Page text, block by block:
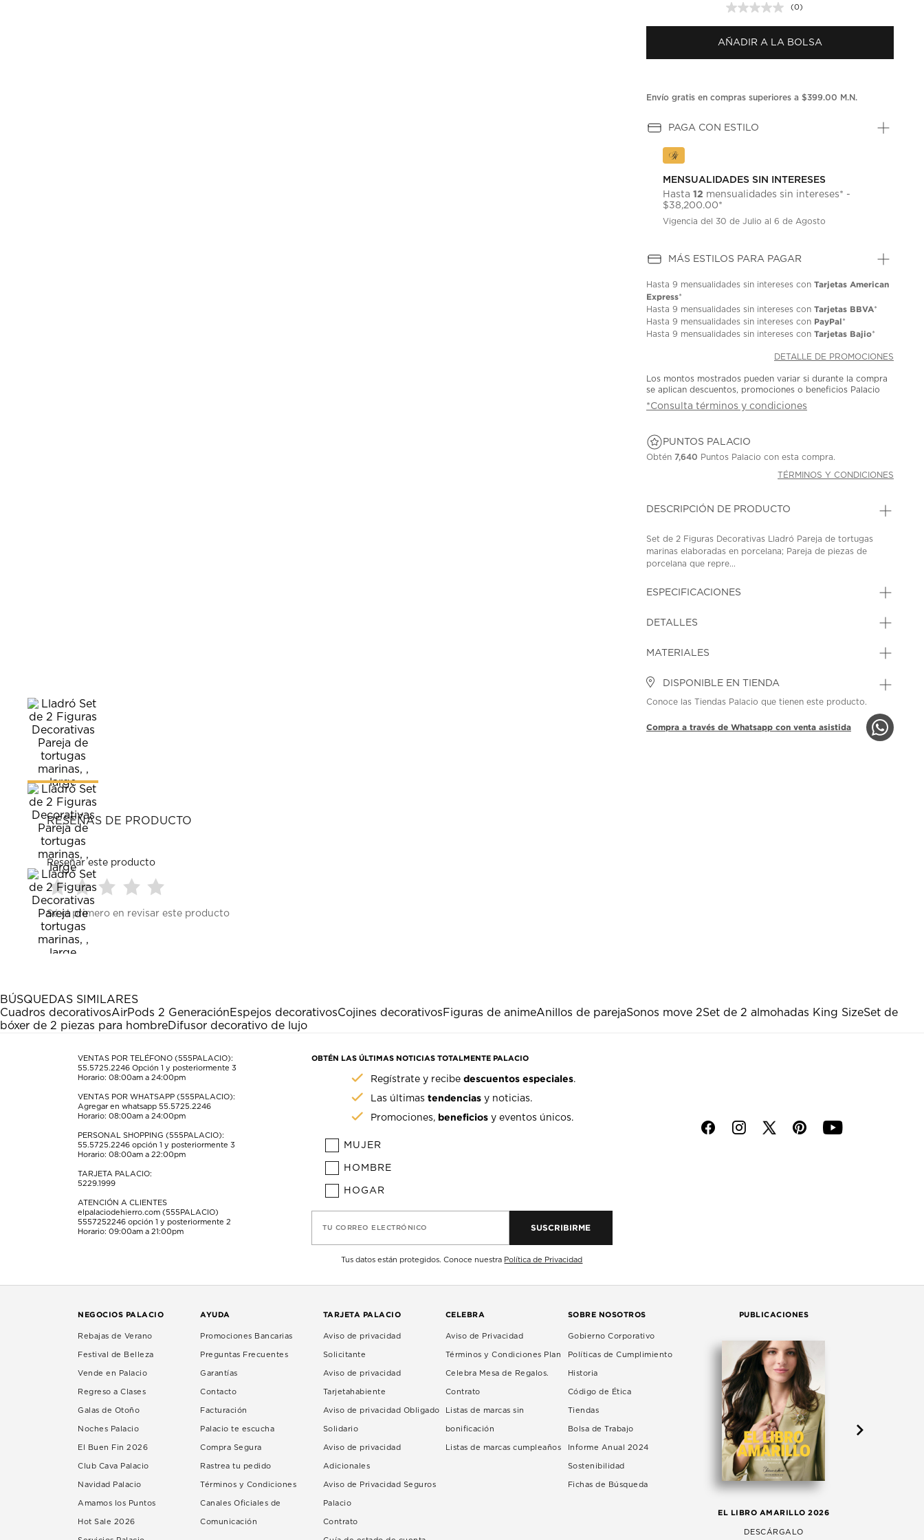
Sin
puntuación.
en
la
(0)
AÑADIR A LA BOLSA
Envío gratis en compras superiores a $399.00 M.N.
PAGA CON ESTILO
MENSUALIDADES SIN INTERESES
Hasta12 mensualidades sin intereses* -
$38,200.00*
Vigencia del 30 de Julio al 6 de Agosto
MÁS ESTILOS PARA PAGAR
Hasta9 mensualidades sin intereses conTarjetas American
Express*
Hasta9 mensualidades sin intereses conTarjetas BBVA*
Hasta9 mensualidades sin intereses con PayPal*
Hasta9 mensualidades sin intereses conTarjetas Bajio*
DETALLE DE PROMOCIONES
Los montos mostrados pueden variar si durante la compra
se aplican descuentos, promociones o beneficios Palacio
*Consulta términos y condiciones
PUNTOS PALACIO
Obtén7,640 Puntos Palacio con esta compra.
TÉRMINOS Y CONDICIONES
DESCRIPCIÓN DE PRODUCTO
Set de 2 Figuras Decorativas Lladró Pareja de tortugas
marinas elaboradas en porcelana; Pareja de piezas de
porcelana que repre...
ESPECIFICACIONES
DETALLES
MATERIALES
DISPONIBLE EN TIENDA
Conoce las Tiendas Palacio que tienen este producto.
Compra a través de Whatsapp con venta asistida
RESEÑAS DE PRODUCTO
Reseñar este producto
Seleccionar
para
calificar
el
artículo
estrella
Esta
acción
abrirá
formulario
Seleccionar
para
calificar
el
artículo
estrellas.
Esta
acción
abrirá
formulario
de
para
estrellas.
Esta
acción
abrirá
formulario
de
para
estrellas.
Esta
acción
abrirá
formulario
de
para
Esta
acción
abrirá
formulario
de
envío.
Sé el primero en revisar este producto
BÚSQUEDAS SIMILARES
Cuadros decorativosAirPods 2 GeneraciónEspejos decorativosCojines decorativosFiguras de animeAnillos de parejaSonos move 2Set de 2 almohadas King SizeSet de
bóxer de 2 piezas para hombreDifusor decorativo de lujo
VENTAS POR TELÉFONO (555PALACIO):
55.5725.2246 Opción 1 y posteriormente 3
Horario: 08:00am a 24:00pm
VENTAS POR WHATSAPP (555PALACIO):
Agregar en whatsapp 55.5725.2246
Horario: 08:00am a 24:00pm
PERSONAL SHOPPING (555PALACIO):
55.5725.2246 opción 1 y posteriormente 3
Horario: 08:00am a 22:00pm
TARJETA PALACIO:
5229.1999
ATENCIÓN A CLIENTES
elpalaciodehierro.com (555PALACIO)
5557252246 opción 1 y posteriormente 2
Horario: 09:00am a 21:00pm
OBTÉN LAS ÚLTIMAS NOTICIAS TOTALMENTE PALACIO
Regístrate y recibedescuentos especiales.
Las últimastendencias y noticias.
Promociones, beneficios y eventos únicos.
MUJER
HOMBRE
HOGAR
TU CORREO ELECTRÓNICO SUSCRIBIRME
Tus datos están protegidos. Conoce nuestra Política de Privacidad
f i p y
NEGOCIOS PALACIO
Rebajas de Verano
Festival de Belleza
Vende en Palacio
Regreso a Clases
Galas de Otoño
Noches Palacio
El Buen Fin 2026
Club Cava Palacio
Navidad Palacio
Amamos los Puntos
Hot Sale 2026
AYUDA
Promociones Bancarias
Preguntas Frecuentes
Garantías
Contacto
Facturación
Palacio te escucha
Compra Segura
Rastrea tu pedido
Términos y Condiciones
Canales Oficiales de
Comunicación
TARJETA PALACIO
Aviso de privacidad
Solicitante
Aviso de privacidad
Tarjetahabiente
Aviso de privacidad Obligado
Solidario
Aviso de privacidad
Adicionales
Aviso de Privacidad Seguros
Palacio
Contrato
CELEBRA
Aviso de Privacidad
Términos y Condiciones Plan
Celebra Mesa de Regalos.
Contrato
Listas de marcas sin
bonificación
Listas de marcas cumpleaños
SOBRE NOSOTROS
Gobierno Corporativo
Políticas de Cumplimiento
Historia
Código de Ética
Tiendas
Bolsa de Trabajo
Informe Anual 2024
Sostenibilidad
Fichas de Búsqueda
PUBLICACIONES
EL LIBRO AMARILLO 2026
DESCÁRGALO